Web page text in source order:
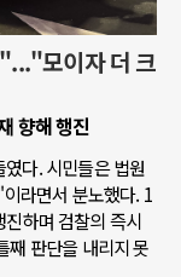
모이자 더 크
향해 행진
다. 시민들은 법원
라면서 분노했다. 1
하며 검찰의 즉시
째 판단을 내리지 못